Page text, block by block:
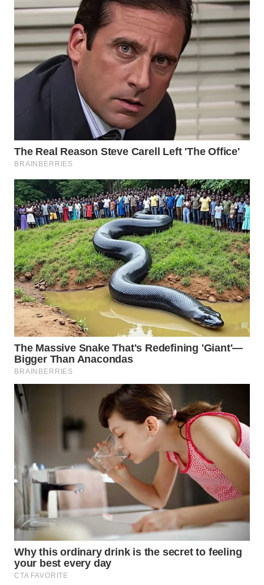
KALTIM
WN
SULSEL
WN
SULUT
WN
MALUKU
WN
MALUT
WN
DAIRI
WN
DANAU
TOBA
NIAS
WN
TAPANULI
SELATAN
WN
TANJUNG
LESUNG
WN